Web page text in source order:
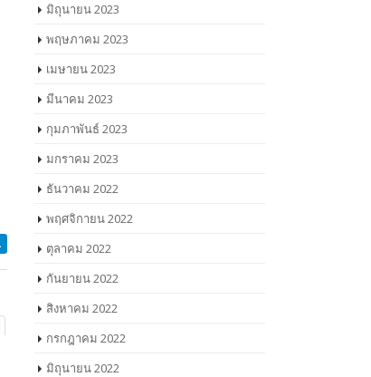
มิถุนายน 2023
พฤษภาคม 2023
เมษายน 2023
มีนาคม 2023
กุมภาพันธ์ 2023
มกราคม 2023
ธันวาคม 2022
พฤศจิกายน 2022
ตุลาคม 2022
กันยายน 2022
สิงหาคม 2022
กรกฎาคม 2022
มิถุนายน 2022